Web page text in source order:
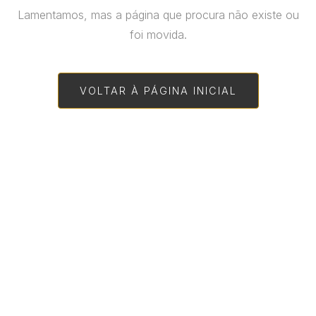
Lamentamos, mas a página que procura não existe ou
foi movida.
VOLTAR À PÁGINA INICIAL